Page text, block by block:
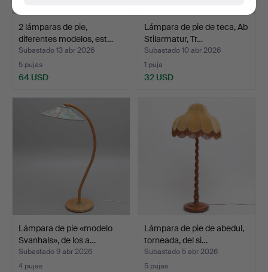
2 lámparas de pie,
diferentes modelos, est…
Subastado 13 abr 2026
5 pujas
64 USD
Lámpara de pie de teca, Ab
Stilarmatur, Tr…
Subastado 10 abr 2026
1 puja
32 USD
Lámpara de pie «modelo
Svanhals», de los a…
Subastado 9 abr 2026
4 pujas
Lámpara de pie de abedul,
torneada, del si…
Subastado 5 abr 2026
5 pujas